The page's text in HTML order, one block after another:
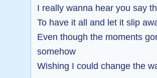
I really wanna hear you say
To have it all and let it slip
Even though the moments
somehow
Wishing I could change the